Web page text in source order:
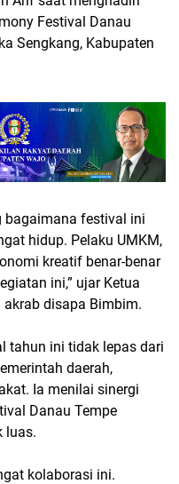
Festival Danau
Sengkang, Kabupaten
bagaimana festival ini
hidup. Pelaku UMKM,
kreatif benar-benar
ini,” ujar Ketua
akrab disapa Bimbim.
tahun ini tidak lepas dari
daerah,
Ia menilai sinergi
Danau Tempe
luas.
kolaborasi ini.